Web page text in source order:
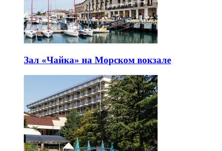
Зал «Чайка» на Морском вокзале